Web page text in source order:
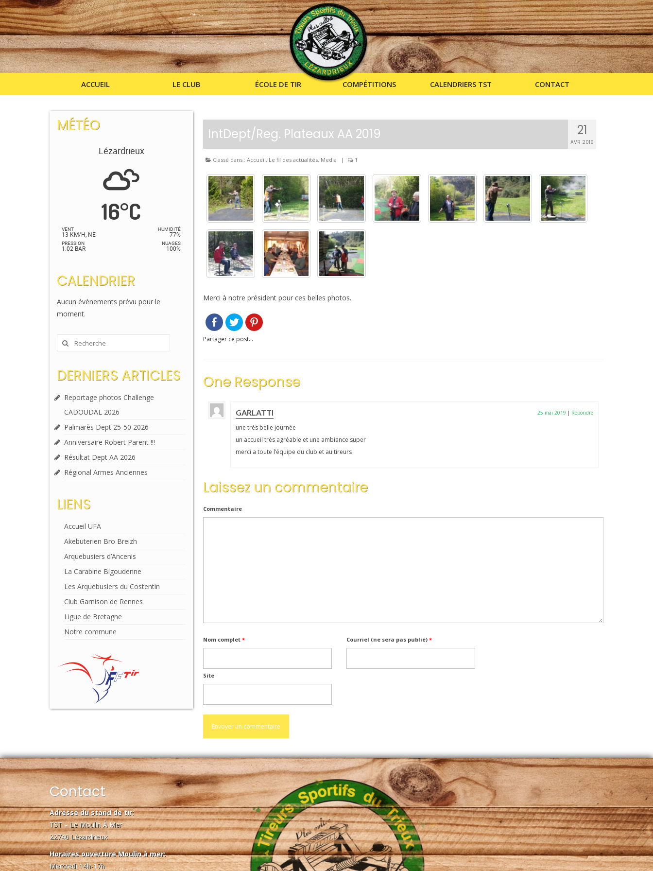
ACCUEIL LE CLUB ÉCOLE DE TIR COMPÉTITIONS CALENDRIERS TST CONTACT
21
AVR 2019
IntDept/Reg. Plateaux AA 2019
Classé dans : Accueil, Le fil des actualités, Media | 1
Merci à notre président pour ces belles photos.
Partager ce post...
One Response
GARLATTI 25 mai 2019 | Répondre
une très belle journée
un accueil très agréable et une ambiance super
merci a toute l’équipe du club et au tireurs
Laissez un commentaire
Commentaire
Nom complet * Courriel (ne sera pas publié) *
Site
MÉTÉO
Lézardrieux
16°C
VENT
13 KM/H, NE
PRESSION
1.02 BAR
HUMIDITÉ
77%
NUAGES
100%
CALENDRIER
Aucun évènements prévu pour le
moment.
Rechercher
:
DERNIERS ARTICLES
Reportage photos Challenge
CADOUDAL 2026
Palmarès Dept 25-50 2026
Anniversaire Robert Parent !!!
Résultat Dept AA 2026
Régional Armes Anciennes
LIENS
Accueil UFA
Akebuterien Bro Breizh
Arquebusiers d’Ancenis
La Carabine Bigoudenne
Les Arquebusiers du Costentin
Club Garnison de Rennes
Ligue de Bretagne
Notre commune
Contact
Adresse du stand de tir:
TST – Le Moulin À Mer
22740 Lézardrieux
Horaires ouverture Moulin à mer:
Mercredi 14h-17h